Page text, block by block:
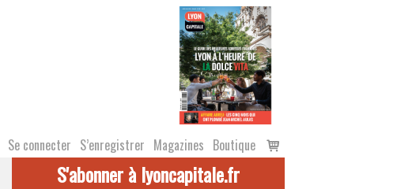
Se connecter S’enregistrer Magazines Boutique
Voir
le
S'abonner à lyoncapitale.fr